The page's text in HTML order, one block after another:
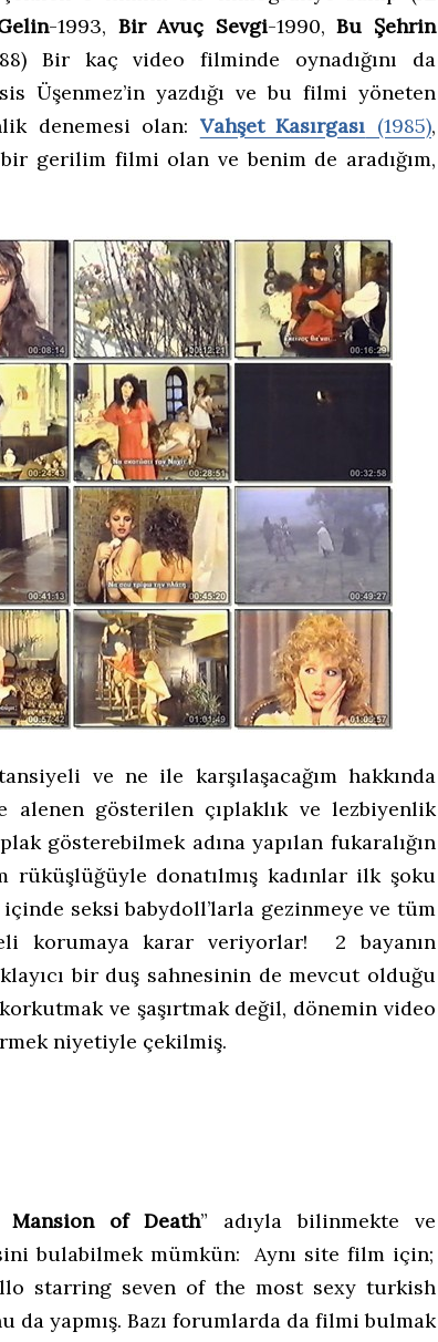
-1993, Bir Avuç Sevgi-1990, Bu Şehrin
Bir kaç video filminde oynadığını da
Üşenmez’in yazdığı ve bu filmi yöneten
denemesi olan: Vahşet Kasırgası (1985),
gerilim filmi olan ve benim de aradığım,
ve ne ile karşılaşacağım hakkında
alenen gösterilen çıplaklık ve lezbiyenlik
gösterebilmek adına yapılan fukaralığın
rüküşlüğüyle donatılmış kadınlar ilk şoku
seksi babydoll’larla gezinmeye ve tüm
korumaya karar veriyorlar! 2 bayanın
bir duş sahnesinin de mevcut olduğu
ve şaşırtmak değil, dönemin video
niyetiyle çekilmiş.
Mansion of Death” adıyla bilinmekte ve
bulabilmek mümkün: Aynı site film için;
starring seven of the most sexy turkish
da yapmış. Bazı forumlarda da filmi bulmak